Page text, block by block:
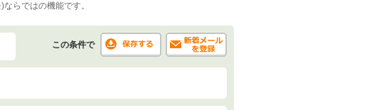
らではの機能です。
この条件で